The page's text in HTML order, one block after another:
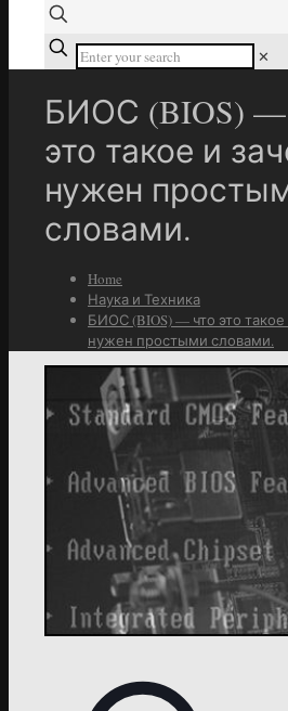
✕
БИОС (BIOS) —
это такое и
нужен
словами.
Home
Наука и Техника
БИОС (BIOS) — что это такое
нужен простыми словами.